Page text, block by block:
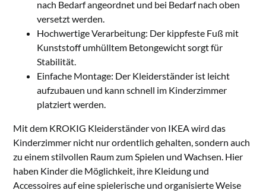
nach Bedarf angeordnet und bei Bedarf nach oben
versetzt werden.
Hochwertige Verarbeitung: Der kippfeste Fuß mit
Kunststoff umhülltem Betongewicht sorgt für
Stabilität.
Einfache Montage: Der Kleiderständer ist leicht
aufzubauen und kann schnell im Kinderzimmer
platziert werden.
Mit dem KROKIG Kleiderständer von IKEA wird das
Kinderzimmer nicht nur ordentlich gehalten, sondern auch
zu einem stilvollen Raum zum Spielen und Wachsen. Hier
haben Kinder die Möglichkeit, ihre Kleidung und
Accessoires auf eine spielerische und organisierte Weise